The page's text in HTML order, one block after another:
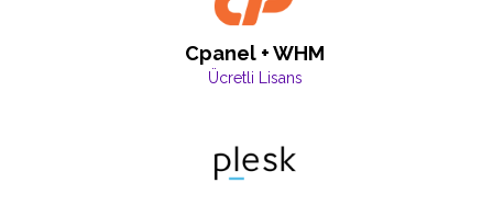
Cpanel + WHM
Ücretli Lisans